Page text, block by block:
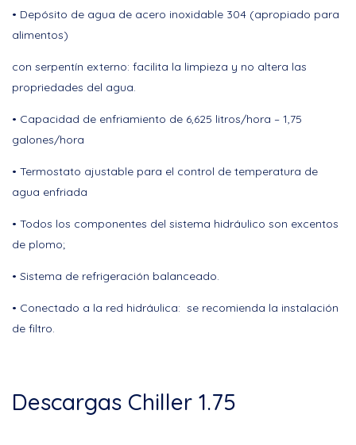
• Depósito de agua de acero inoxidable 304 (apropiado para
alimentos)
con serpentín externo: facilita la limpieza y no altera las
propriedades del agua.
• Capacidad de enfriamiento de 6,625 litros/hora – 1,75
galones/hora
• Termostato ajustable para el control de temperatura de
agua enfriada
• Todos los componentes del sistema hidráulico son excentos
de plomo;
• Sistema de refrigeración balanceado.
• Conectado a la red hidráulica: se recomienda la instalación
de filtro.
Descargas Chiller 1.75